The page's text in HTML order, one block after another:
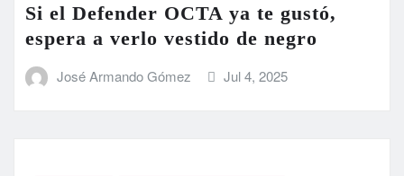
Si el Defender OCTA ya te gustó,
espera a verlo vestido de negro
José Armando Gómez Jul 4, 2025